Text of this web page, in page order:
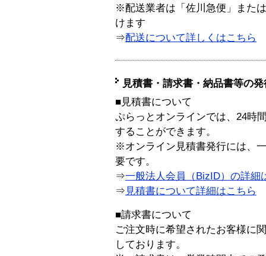
※配送業者は「佐川急便」また
けます
⇒配送について詳しくはこちら
見積書・請求書・納品書等の
■見積書について
ぷらっとオンラインでは、24時
することができます。
※オンライン見積書発行には、
要です。
⇒一般法人会員（BizID）の詳細
⇒ 見積書について詳細はこちら
■請求書について
ご注文時に希望されたお客様に
しております。